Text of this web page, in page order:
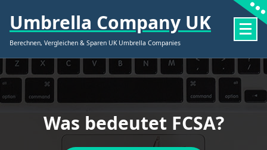
Inhalt
springen
Umbrella Company UK
Berechnen, Vergleichen & Sparen UK Umbrella Companies
Was bedeutet FCSA?